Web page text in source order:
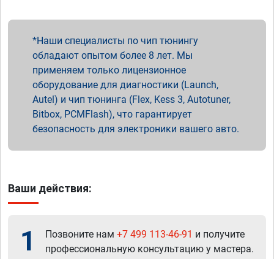
Наши специалисты по чип тюнингу
обладают опытом более 8 лет. Мы
применяем только лицензионное
оборудование для диагностики (Launch,
Autel) и чип тюнинга (Flex, Kess 3, Autotuner,
Bitbox, PCMFlash), что гарантирует
безопасность для электроники вашего авто.
Ваши действия:
1 Позвоните нам +7 499 113-46-91 и получите
профессиональную консультацию у мастера.